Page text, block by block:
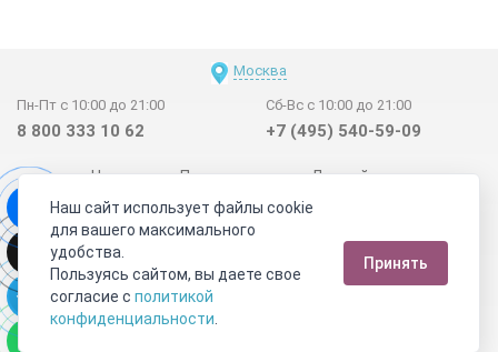
Москва
Пн-Пт с 10:00 до 21:00
8 800 333 10 62
Сб-Вс с 10:00 до 21:00
+7 (495) 540-59-09
Новинки Поставщикам
Личный счет
Договор-оферта
О нас
Наши магазины
Отзывы покупателей
Сертификаты
Статьи
Обратная связь
Видео о камнях СОУТ
Телеграм
Max
Наш сайт использует файлы cookie
для вашего максимального
удобства.
Пользуясь сайтом, вы даете свое
согласие с политикой
конфиденциальности
Принять